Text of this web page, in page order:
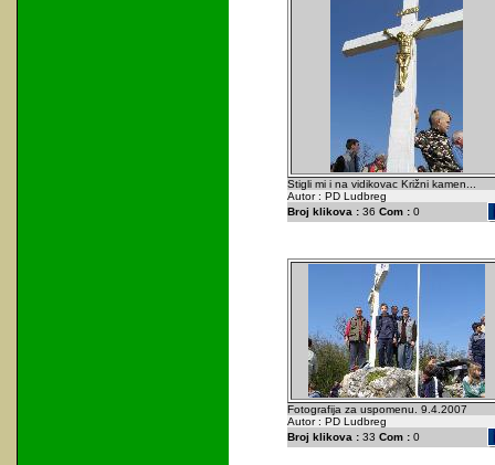
Stigli mi i na vidikovac Križni kamen...
Autor : PD Ludbreg
Broj klikova :36 Com :0
Fotografija za uspomenu. 9.4.2007
Autor : PD Ludbreg
Broj klikova :33 Com :0